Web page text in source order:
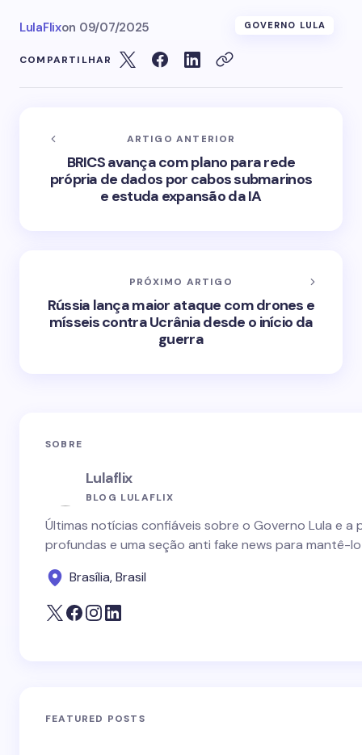
LulaFlixon 09/07/2025 GOVERNO LULA
COMPARTILHAR
ARTIGO ANTERIOR
BRICS avança com plano para rede
própria de dados por cabos submarinos
e estuda expansão da IA
PRÓXIMO ARTIGO
Rússia lança maior ataque com drones e
mísseis contra Ucrânia desde o início da
guerra
SOBRE
Lulaflix
BLOG LULAFLIX
Últimas notícias confiáveis sobre o Governo Lula e
profundas e uma seção anti fake news para mantê-
Brasília, Brasil
FEATURED POSTS